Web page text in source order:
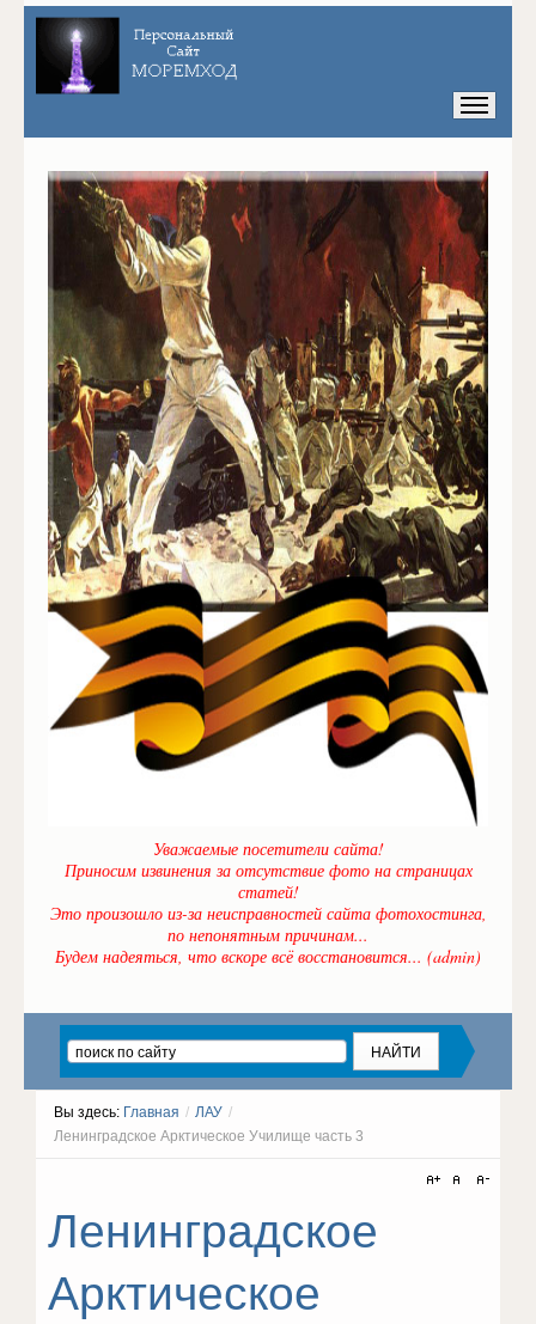
Уважаемые посетители сайта!
Приносим извинения за отсутствие фото на страницах
статей!
Это произошло из-за неисправностей сайта фотохостинга,
по непонятным причинам...
Будем надеяться, что вскоре всё восстановится... (admin)
Вы здесь: Главная / ЛАУ /
Ленинградское Арктическое Училище часть 3
Ленинградское
Арктическое